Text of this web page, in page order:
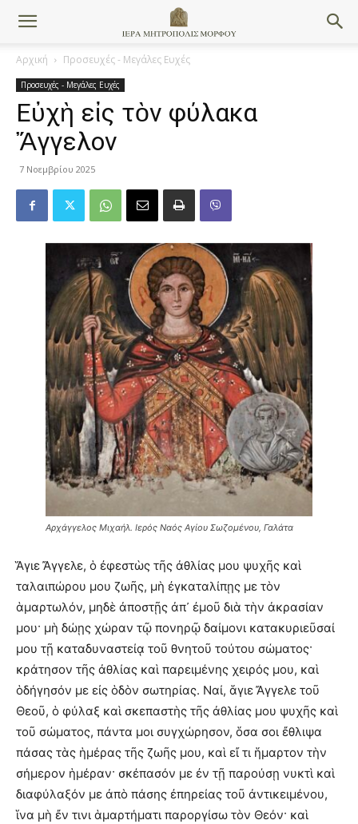
Αρχική Προσευχές - Μεγάλες Ευχές
Προσευχές - Μεγάλες Ευχές
Εὐχὴ εἰς τὸν φύλακα
Ἄγγελον
7 Νοεμβρίου 2025
Αρχάγγελος Μιχαήλ. Ιερός Ναός Αγίου Σωζομένου, Γαλάτα
Ἅγιε Ἄγγελε, ὁ ἐφεστὼς τῆς ἀθλίας μου ψυχῆς καὶ
ταλαιπώρου μου ζωῆς, μὴ ἐγκαταλίπῃς με τὸν
ἁμαρτωλόν, μηδὲ ἀποστῇς ἀπ᾿ ἐμοῦ διὰ τὴν ἀκρασίαν
μου· μὴ δώῃς χώραν τῷ πονηρῷ δαίμονι κατακυριεῦσαί
μου τῇ καταδυναστείᾳ τοῦ θνητοῦ τούτου σώματος·
κράτησον τῆς ἀθλίας καὶ παρειμένης χειρός μου, καὶ
ὁδήγησόν με εἰς ὁδὸν σωτηρίας. Ναί, ἅγιε Ἄγγελε τοῦ
Θεοῦ, ὁ φύλαξ καὶ σκεπαστὴς τῆς ἀθλίας μου ψυχῆς καὶ
τοῦ σώματος, πάντα μοι συγχώρησον, ὅσα σοι ἔθλιψα
πάσας τὰς ἡμέρας τῆς ζωῆς μου, καὶ εἴ τι ἥμαρτον τὴν
σήμερον ἡμέραν· σκέπασόν με ἐν τῇ παρούσῃ νυκτὶ καὶ
διαφύλαξόν με ἀπὸ πάσης ἐπηρείας τοῦ ἀντικειμένου,
ἵνα μὴ ἔν τινι ἁμαρτήματι παροργίσω τὸν Θεόν· καὶ